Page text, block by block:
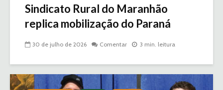
Sindicato Rural do Maranhão
replica mobilização do Paraná
30 de julho de 2026 Comentar 3 min. leitura